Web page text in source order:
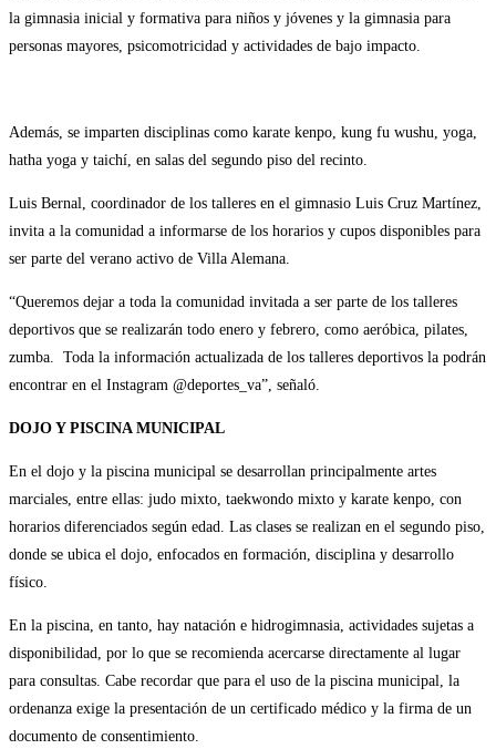
la gimnasia inicial y formativa para niños y jóvenes y la gimnasia para
personas mayores, psicomotricidad y actividades de bajo impacto.
Además, se imparten disciplinas como karate kenpo, kung fu wushu, yoga,
hatha yoga y taichí, en salas del segundo piso del recinto.
Luis Bernal, coordinador de los talleres en el gimnasio Luis Cruz Martínez,
invita a la comunidad a informarse de los horarios y cupos disponibles para
ser parte del verano activo de Villa Alemana.
“Queremos dejar a toda la comunidad invitada a ser parte de los talleres
deportivos que se realizarán todo enero y febrero, como aeróbica, pilates,
zumba. Toda la información actualizada de los talleres deportivos la podrán
encontrar en el Instagram @deportes_va”, señaló.
DOJO Y PISCINA MUNICIPAL
En el dojo y la piscina municipal se desarrollan principalmente artes
marciales, entre ellas: judo mixto, taekwondo mixto y karate kenpo, con
horarios diferenciados según edad. Las clases se realizan en el segundo piso,
donde se ubica el dojo, enfocados en formación, disciplina y desarrollo
físico.
En la piscina, en tanto, hay natación e hidrogimnasia, actividades sujetas a
disponibilidad, por lo que se recomienda acercarse directamente al lugar
para consultas. Cabe recordar que para el uso de la piscina municipal, la
ordenanza exige la presentación de un certificado médico y la firma de un
documento de consentimiento.